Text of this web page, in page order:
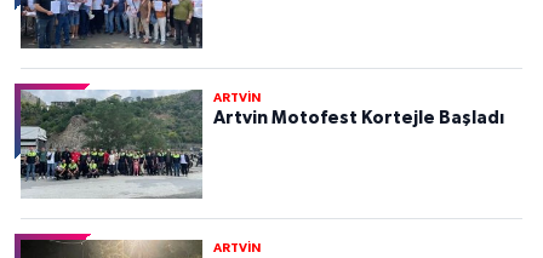
ARTVİN
Artvin Motofest Kortejle Başladı
ARTVİN